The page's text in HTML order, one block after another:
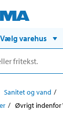
Vælg varehus
Sanitet og vand
Øvrigt indenfor